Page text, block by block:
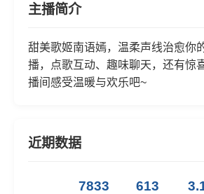
主播简介
甜美歌姬南语嫣，温柔声线治愈你
播，点歌互动、趣味聊天，还有惊
播间感受温暖与欢乐吧~
近期数据
7833 613